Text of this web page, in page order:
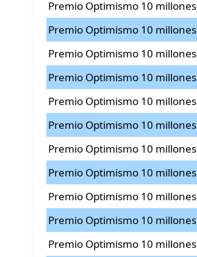
Premio Optimismo 10 millones
Premio Optimismo 10 millones
Premio Optimismo 10 millones
Premio Optimismo 10 millones
Premio Optimismo 10 millones
Premio Optimismo 10 millones
Premio Optimismo 10 millones
Premio Optimismo 10 millones
Premio Optimismo 10 millones
Premio Optimismo 10 millones
Premio Optimismo 10 millones